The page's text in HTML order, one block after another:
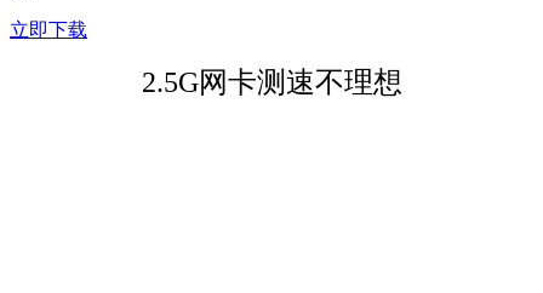
立即下载
2.5G网卡测速不理想